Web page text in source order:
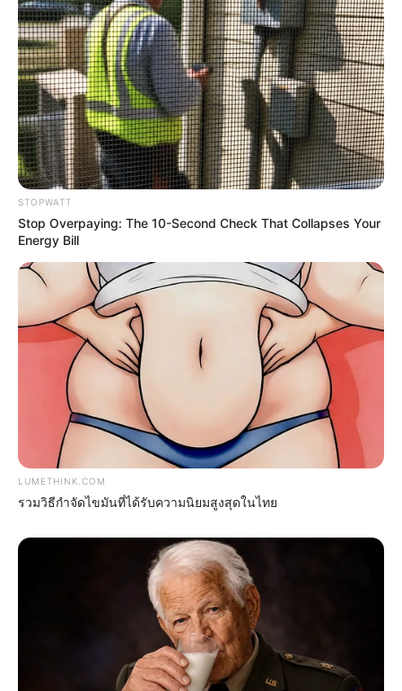
Have You Seen Her GRWM? She Inspires Millions
BRAINBERRIES
17 Rare Churches Underground That Still Exist
BRAINBERRIES
Remember This Kick-Ass Star? See His Shocking
Transformation
BRAINBERRIES
STOPWATT
Stop Overpaying: The 10-Second Check That Collapses Your
Energy Bill
LUMETHINK.COM
รวมวิธีกำจัดไขมันที่ได้รับความนิยมสูงสุดในไทย